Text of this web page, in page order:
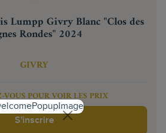
Lumpp Givry Blanc "Clos des
Rondes" 2024
GIVRY
VOUS POUR VOIR LES PRIX
S'inscrire